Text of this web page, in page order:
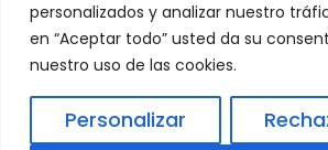
personalizados y analizar nuestro
en “Aceptar todo” usted da su
nuestro uso de las cookies.
Personalizar
Pescado
Recetas